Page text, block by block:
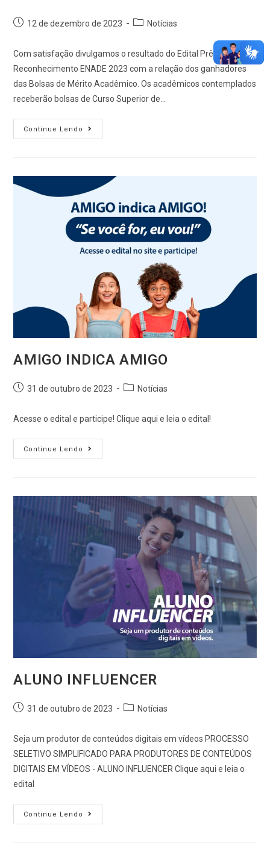
12 de dezembro de 2023 Notícias
Com satisfação divulgamos o resultado do Edital Prêmio
Reconhecimento ENADE 2023 com a relação dos ganhadores
das Bolsas de Mérito Acadêmico. Os acadêmicos contemplados
receberão bolsas de Curso Superior de…
Continue Lendo
AMIGO INDICA AMIGO
31 de outubro de 2023 Notícias
Acesse o edital e participe! Clique aqui e leia o edital!
Continue Lendo
ALUNO INFLUENCER
31 de outubro de 2023 Notícias
Seja um produtor de conteúdos digitais em vídeos PROCESSO
SELETIVO SIMPLIFICADO PARA PRODUTORES DE CONTEÚDOS
DIGITAIS EM VÍDEOS - ALUNO INFLUENCER Clique aqui e leia o
edital
Continue Lendo